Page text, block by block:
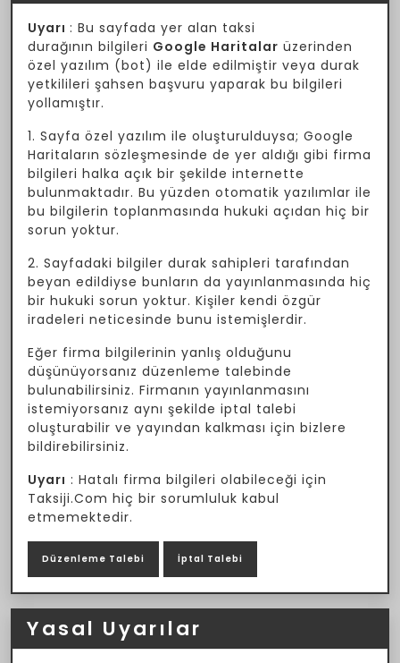
Uyarı : Bu sayfada yer alan taksi
durağının bilgileri Google Haritalar üzerinden
özel yazılım (bot) ile elde edilmiştir veya durak
yetkilileri şahsen başvuru yaparak bu bilgileri
yollamıştır.
1. Sayfa özel yazılım ile oluşturulduysa; Google
Haritaların sözleşmesinde de yer aldığı gibi firma
bilgileri halka açık bir şekilde internette
bulunmaktadır. Bu yüzden otomatik yazılımlar ile
bu bilgilerin toplanmasında hukuki açıdan hiç bir
sorun yoktur.
2. Sayfadaki bilgiler durak sahipleri tarafından
beyan edildiyse bunların da yayınlanmasında hiç
bir hukuki sorun yoktur. Kişiler kendi özgür
iradeleri neticesinde bunu istemişlerdir.
Eğer firma bilgilerinin yanlış olduğunu
düşünüyorsanız düzenleme talebinde
bulunabilirsiniz. Firmanın yayınlanmasını
istemiyorsanız aynı şekilde iptal talebi
oluşturabilir ve yayından kalkması için bizlere
bildirebilirsiniz.
Uyarı : Hatalı firma bilgileri olabileceği için
Taksiji.Com hiç bir sorumluluk kabul
etmemektedir.
Düzenleme Talebi İptal Talebi
Yasal Uyarılar